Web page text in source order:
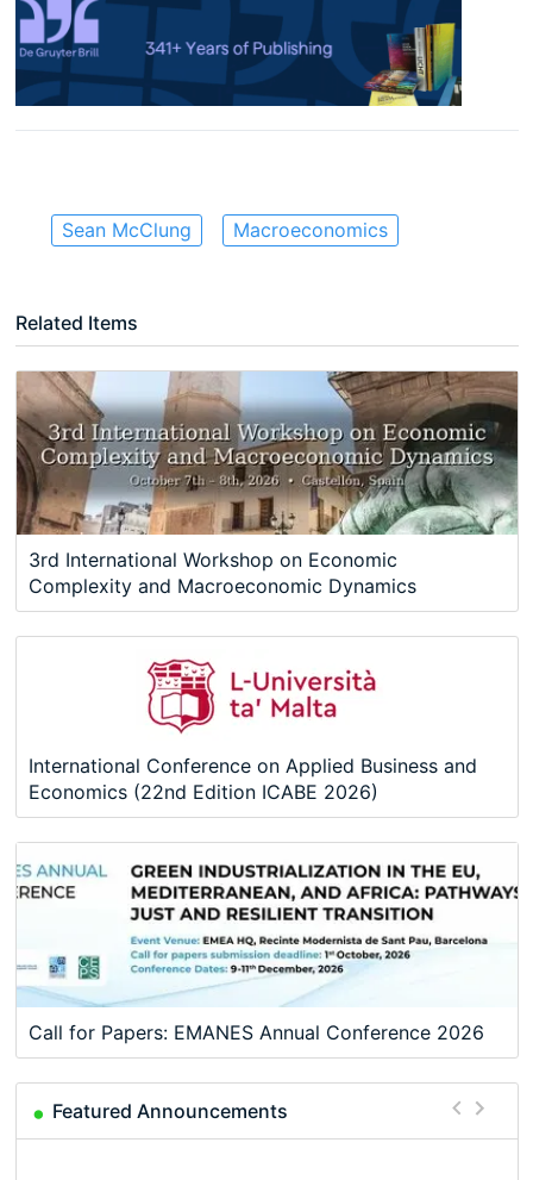
Sean McClung Macroeconomics
Related Items
3rd International Workshop on Economic
Complexity and Macroeconomic Dynamics
International Conference on Applied Business and
Economics (22nd Edition ICABE 2026)
Call for Papers: EMANES Annual Conference 2026
Featured Announcements